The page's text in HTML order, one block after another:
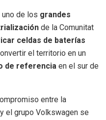
de los grandes
de la Comunitat
celdas de baterías
el territorio en un
de referencia en el sur de
entre la
el grupo Volkswagen se